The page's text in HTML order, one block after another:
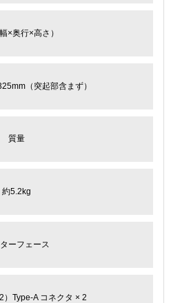
×奥行×高さ）
（突起部含まず）
質量
約5.2kg
ーフェース
）Type-A コネクタ × 2